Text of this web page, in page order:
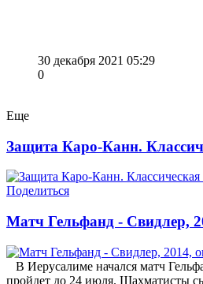
30 декабря 2021 05:29
0
Еще
Защита Каро-Канн.
Поделиться
Матч Гельфанд - Свидлер,
В Иерусалиме начался матч
пройдет до 24 июля. Шахматисты